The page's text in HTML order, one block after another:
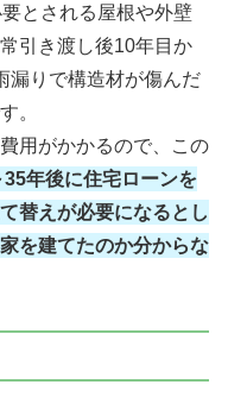
とされる屋根や外壁
引き渡し後10年目か
漏りで構造材が傷んだ
。
用がかかるので、この
35年後に住宅ローンを
替えが必要になるとし
を建てたのか分からな